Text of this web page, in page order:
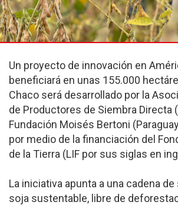
Un proyecto de innovación en
beneficiará en unas 155.000
Chaco será desarrollado por la
de Productores de Siembra Directa
Fundación Moisés Bertoni
por medio de la financiación del
de la Tierra (LIF por sus siglas en
La iniciativa apunta a una cadena
soja sustentable, libre de